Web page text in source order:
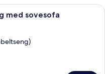
hotelværelse med seng, sofa, stol,
med sovesofa